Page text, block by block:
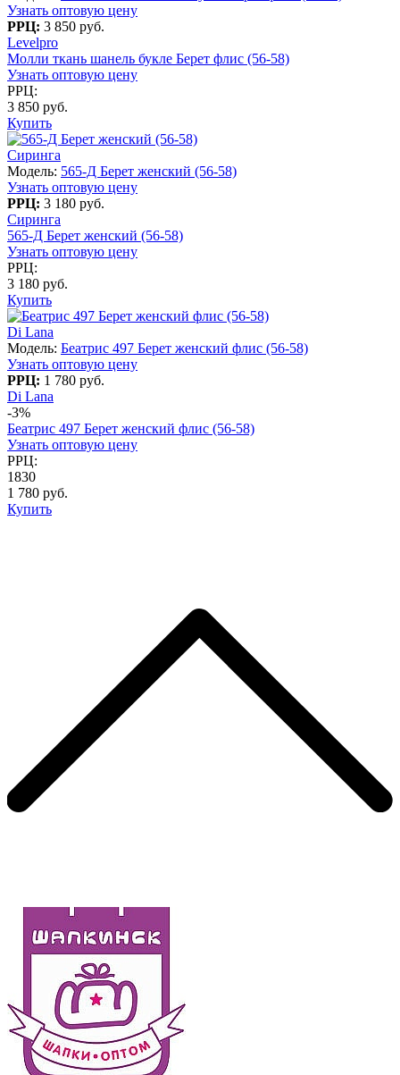
Узнать оптовую цену
РРЦ: 3 850 руб.
Levelpro
Молли ткань шанель букле Берет флис (56-58)
Узнать оптовую цену
РРЦ:
3 850 руб.
Купить
Сиринга
Модель: 565-Д Берет женский (56-58)
Узнать оптовую цену
РРЦ: 3 180 руб.
Сиринга
565-Д Берет женский (56-58)
Узнать оптовую цену
РРЦ:
3 180 руб.
Купить
Di Lana
Модель: Беатрис 497 Берет женский флис (56-58)
Узнать оптовую цену
РРЦ: 1 780 руб.
Di Lana
-3%
Беатрис 497 Берет женский флис (56-58)
Узнать оптовую цену
РРЦ:
1830
1 780 руб.
Купить